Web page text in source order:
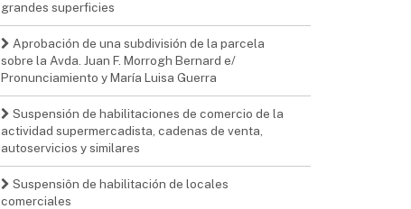
grandes superficies
Aprobación de una subdivisión de la parcela
sobre la Avda. Juan F. Morrogh Bernard e/
Pronunciamiento y María Luisa Guerra
Suspensión de habilitaciones de comercio de la
actividad supermercadista, cadenas de venta,
autoservicios y similares
Suspensiôn de habilitación de locales
comerciales